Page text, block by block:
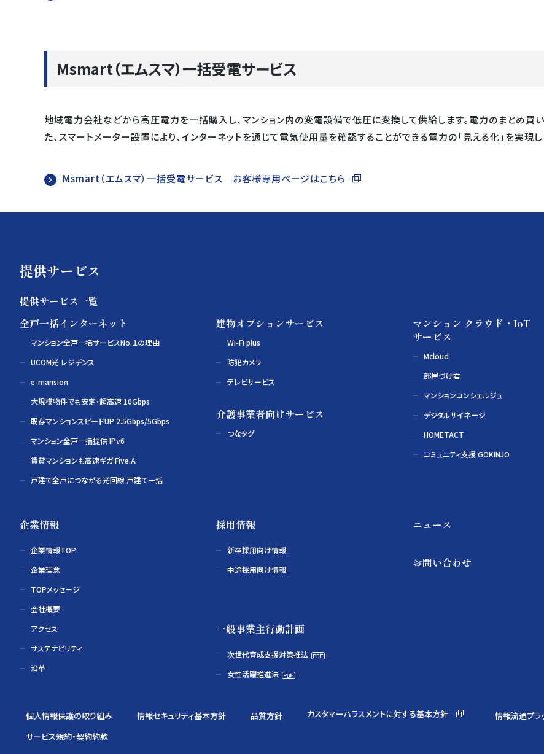
Msmart（エムスマ）一括受電サービス
地域電力会社などから高圧電力を一括購入し、マンション内の変電設備で低圧に変換して供給します。電力のまとめ買
た、スマートメーター設置により、インターネットを通じて電気使用量を確認することができる電力の「見える化」を実現し
Msmart（エムスマ）一括受電サービス お客様専用ページはこちら
提供サービス
提供サービス一覧
全戸一括インターネット
マンション全戸一括サービスNo.１の理由
UCOM光 レジデンス
e-mansion
大規模物件でも安定・超高速 10Gbps
既存マンションスピードUP 2.5Gbps/5Gbps
マンション全戸一括提供 IPv6
賃貸マンションも高速ギガ Five.A
戸建て全戸につながる光回線 戸建て一括
建物オプションサービス
Wi-Fi plus
防犯カメラ
テレビサービス
介護事業者向けサービス
つなタグ
マンション クラウド・IoT
サービス
Mcloud
部屋づけ君
マンションコンシェルジュ
デジタルサイネージ
HOMETACT
コミュニティ支援 GOKINJO
企業情報
企業情報TOP
企業理念
TOPメッセージ
会社概要
アクセス
サステナビリティ
沿革
採用情報
新卒採用向け情報
中途採用向け情報
一般事業主行動計画
次世代育成支援対策推法
女性活躍推進法
ニュース
お問い合わせ
個人情報保護の取り組み 情報セキュリティ基本方針 品質方針 カスタマーハラスメントに対する基本方針 情報流通プラ
サービス規約・契約約款